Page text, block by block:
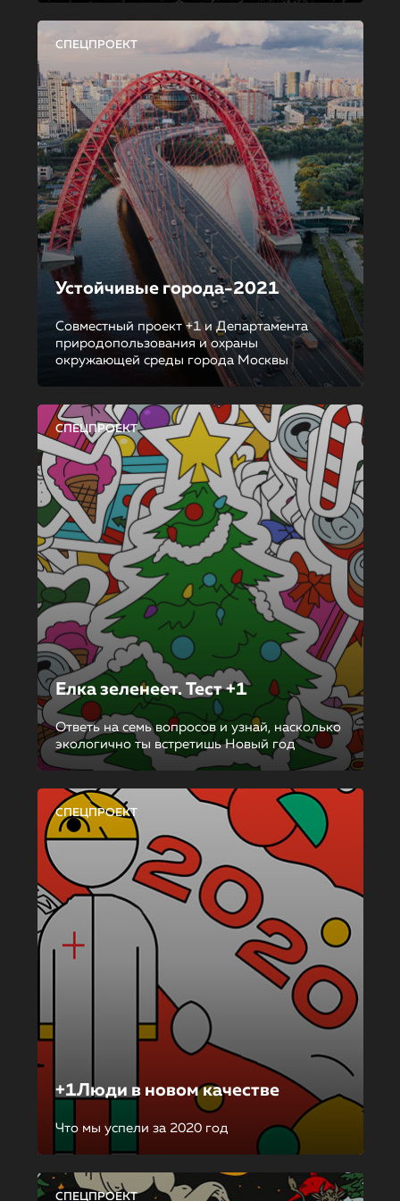
СПЕЦПРОЕКТ
Устойчивые города-2021
Совместный проект +1 и Департамента
природопользования и охраны
окружающей среды города Москвы
СПЕЦПРОЕКТ
Елка зеленеет. Тест +1
Ответь на семь вопросов и узнай, насколько
экологично ты встретишь Новый год
СПЕЦПРОЕКТ
+1Люди в новом качестве
Что мы успели за 2020 год
СПЕЦПРОЕКТ